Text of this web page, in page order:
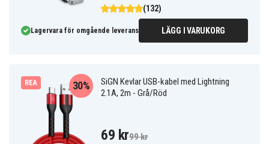
(132)
Lagervara för omgående leverans LÄGG I VARUKORG
REA
SiGN Kevlar USB-kabel med Lightning
2.1A, 2m - Grå/Röd
30%
69 kr99 kr